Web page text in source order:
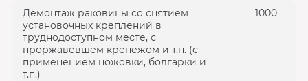
Демонтаж раковины со снятием
установочных креплений в
труднодоступном месте, с
проржавевшем крепежом и т.п. (с
применением ножовки, болгарки и
т.п.)
1000